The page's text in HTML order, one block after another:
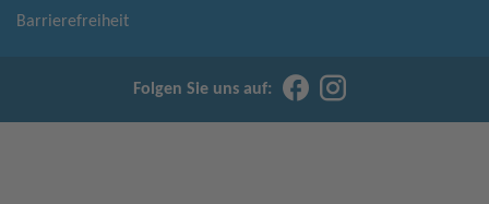
Barrierefreiheit
Folgen Sie uns auf: